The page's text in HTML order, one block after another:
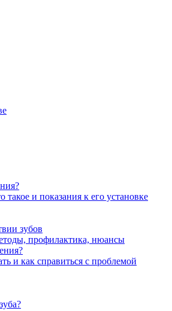
и показания к его установке
зубов
профилактика, нюансы
и как справиться с проблемой